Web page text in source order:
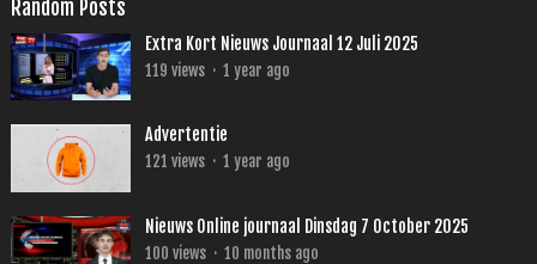
Random Posts
Extra Kort Nieuws Journaal 12 Juli 2025
119 views · 1 year ago
Advertentie
121 views · 1 year ago
Nieuws Online journaal Dinsdag 7 October 2025
100 views · 10 months ago